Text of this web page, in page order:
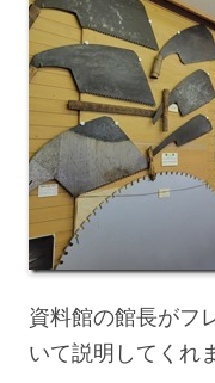
資料館の館長がフ
いて説明してくれ